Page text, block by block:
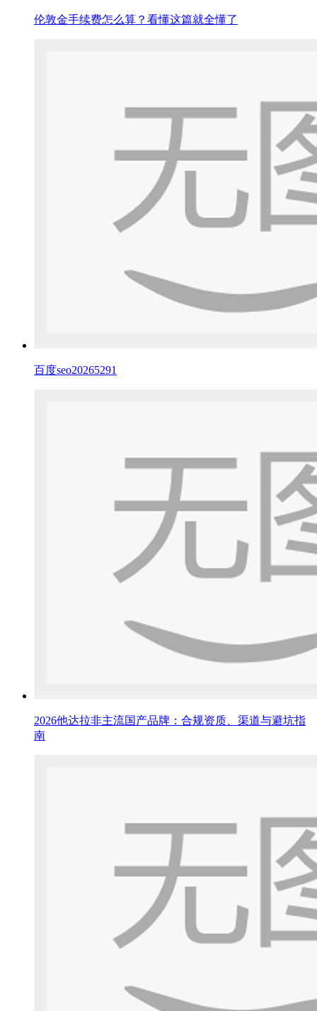
伦敦金手续费怎么算？看懂这篇就全懂了
百度seo20265291
2026他达拉非主流国产品牌：合规资质、渠道与避坑指
南